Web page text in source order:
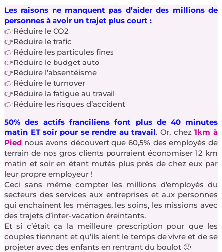
Les raisons ne manquent pas d’aider des millions de
personnes à avoir un trajet plus court :
👉Réduire le CO2
👉Réduire le trafic
👉Réduire les particules fines
👉Réduire le budget auto
👉Réduire l’absentéisme
👉Réduire le turnover
👉Réduire la fatigue au travail
👉Réduire les risques d’accident
50% des actifs franciliens font plus de 40 minutes
matin ET soir pour se rendre au travail. Or, chez1km à
Piednous avons découvert que 60,5% des employés de
terrain de nos gros clients pourraient économiser 12 km
matin et soir en étant mutés plus près de chez eux par
leur propre employeur !
Ceci sans même compter les millions d’employés du
secteurs des services aux entreprises et aux personnes
qui enchainent les ménages, les soins, les missions avec
des trajets d’inter-vacation éreintants.
Et si c’était ça la meilleure prescription pour que les
couples tiennent et qu’ils aient le temps de vivre et de se
projeter avec des enfants en rentrant du boulot 🙂